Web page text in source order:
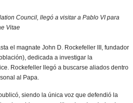
Council, llegó a visitar a Pablo VI para
Vitae
el magnate John D. Rockefeller III, fundador
dedicada a investigar la
Rockefeller llegó a buscarse aliados dentro
al Papa.
siendo la única voz que defendió la